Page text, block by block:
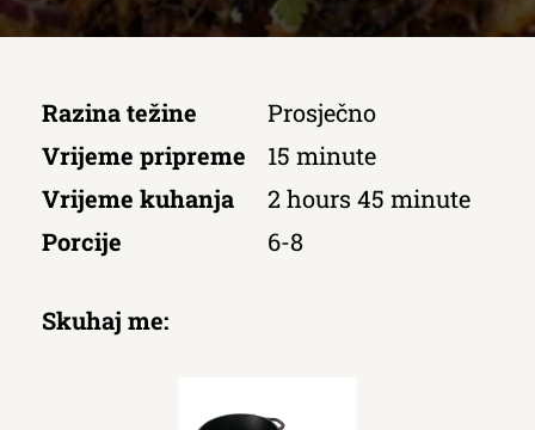
Razina težine
Prosječno
Vrijeme pripreme
15 minute
Vrijeme kuhanja
2 hours 45 minute
Porcije
6-8
Skuhaj me: